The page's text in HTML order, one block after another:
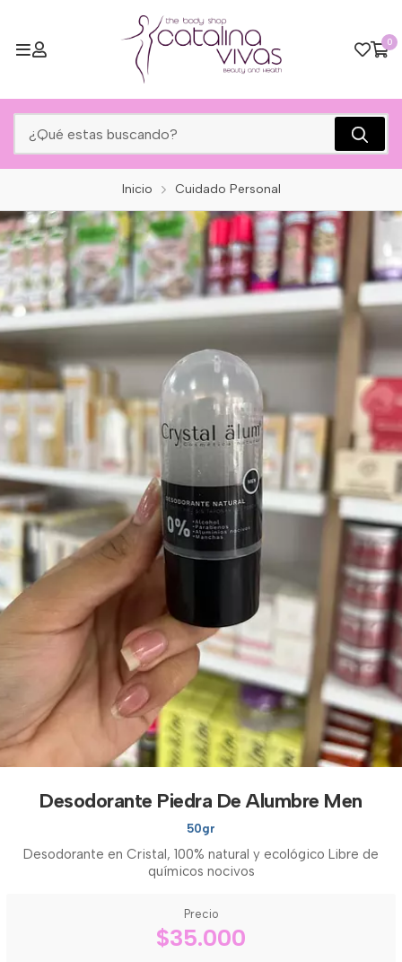
0
Inicio Cuidado Personal
Desodorante Piedra De Alumbre Men
50gr
Desodorante en Cristal, 100% natural y ecológico Libre de
químicos nocivos
Precio
$35.000